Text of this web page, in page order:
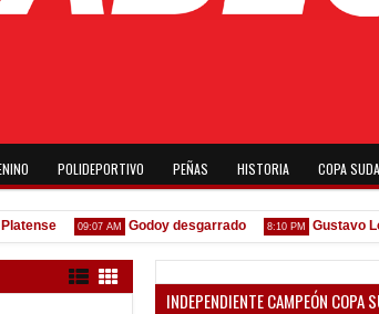
POLIDEPORTIVO PEÑAS HISTORIA COPA
09:07 AM Godoy desgarrado 8:10 PM Gustavo
INDEPENDIENTE CAMPEÓN COPA